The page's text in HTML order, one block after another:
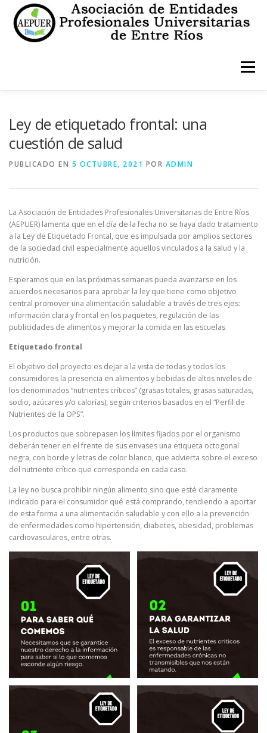
contenido
Menú
Ley de etiquetado frontal: una
cuestión de salud
PUBLICADO EN 5 OCTUBRE, 2021 POR ADMIN
La Asociación de Entidades Profesionales Universitarias de Entre Ríos
(AEPUER) lamenta que en el día de la fecha no se haya dado tratamiento
a la Ley de Etiquetado Frontal, que es impulsada por amplios sectores
de la sociedad civil especialmente aquellos vinculados a la salud y la
nutrición.
Esperamos que en las próximas semanas pueda avanzarse en los
acuerdos necesarios para aprobar la ley que tiene como objetivo
central promover una alimentación saludable a través de tres ejes:
información clara y frontal en los paquetes, regulación de las
publicidades de alimentos y mejorar la comida en las escuelas
Etiquetado frontal
El objetivo del proyecto es dejar a la vista de todas y todos los
consumidores la presencia en alimentos y bebidas de altos niveles de
los denominados “nutrientes críticos” (grasas totales, grasas saturadas,
sodio, azúcares y/o calorías), según criterios basados en el “Perfil de
Nutrientes de la OPS”.
Los productos que sobrepasen los límites fijados por el organismo
deberán tener en el frente de sus envases una etiqueta octogonal
negra, con borde y letras de color blanco, que advierta sobre el exceso
del nutriente crítico que corresponda en cada caso.
La ley no busca prohibir ningún alimento sino que esté claramente
indicado para el consumidor qué está comprando, tendiendo a aportar
de esta forma a una alimentación saludable y con ello a la prevención
de enfermedades como hipertensión, diabetes, obesidad, problemas
cardiovasculares, entre otras.